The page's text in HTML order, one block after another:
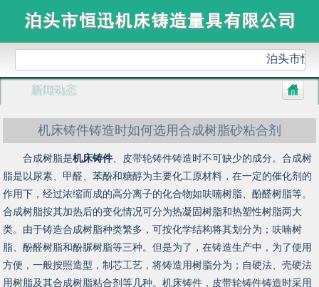
泊头市恒
新闻动态
机床铸件铸造时如何选用合成树脂砂粘合剂
合成树脂是机床铸件 、皮带轮铸件铸造时不可缺少的成分。合成树
脂是以尿素、甲醛、苯酚和糖醇为主要化工原材料，在一定的催化剂的
作用下，经过浓缩而成的高分离子的化合物如呋喃树脂、酚醛树脂等。
合成树脂按其加热后的变化情况可分为热凝固树脂和热塑性树脂两大
类。由于铸造合成树脂种类繁多，可按化学结构将其划分为；呋喃树
脂、酚醛树脂和酚脲树脂等三种。但是为了，在铸造生产中，为了使用
方便，一般按照造型，制芯工艺，将铸造用树脂分为；自硬法、壳硬法
用树脂及其合成树脂粘合剂等几种。机床铸件，皮带轮铸件铸造时采用